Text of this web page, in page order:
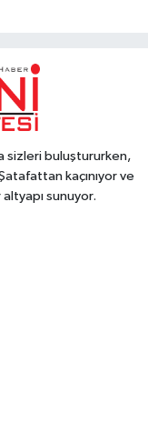
sizleri buluştururken,
kaçınıyor ve
sunuyor.